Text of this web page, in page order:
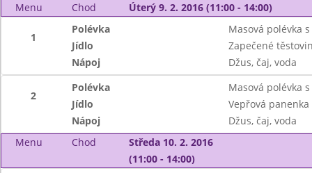
Menu
Chod Úterý 9. 2. 2016 (11:00 - 14:00)
1
Polévka
Masová polévka
Jídlo
Zapečené
Nápoj
Džus, čaj, voda
2
Polévka
Masová polévka
Jídlo
Vepřová
Nápoj
Džus, čaj, voda
Menu
Chod
Středa 10. 2. 2016
(11:00 - 14:00)